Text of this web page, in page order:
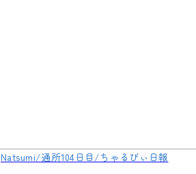
Natsumi/通所104日目/ちゃるびぃ日報